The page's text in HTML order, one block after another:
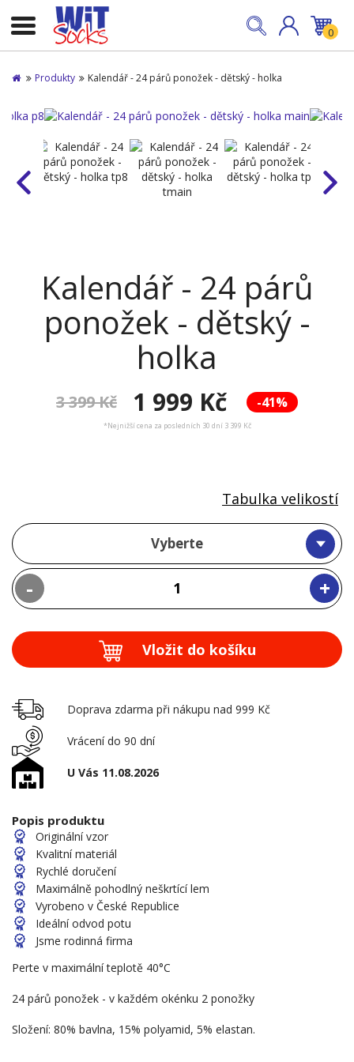
0
Produkty Kalendář - 24 párů ponožek - dětský - holka
Kalendář - 24 párů
ponožek - dětský -
holka
-41%
3 399 Kč 1 999 Kč
*Nejnižší cena za posledních 30 dní 3 399 Kč
Vyberte
- +
Tabulka velikostí
Vložit do košíku
Doprava zdarma při nákupu nad 999 Kč
Vrácení do 90 dní
U Vás 11.08.2026
Popis produktu
Originální vzor
Kvalitní materiál
Rychlé doručení
Maximálně pohodlný neškrtící lem
Vyrobeno v České Republice
Ideální odvod potu
Jsme rodinná firma
Perte v maximální teplotě 40°C
24 párů ponožek - v každém okénku 2 ponožky
Složení: 80% bavlna, 15% polyamid, 5% elastan.